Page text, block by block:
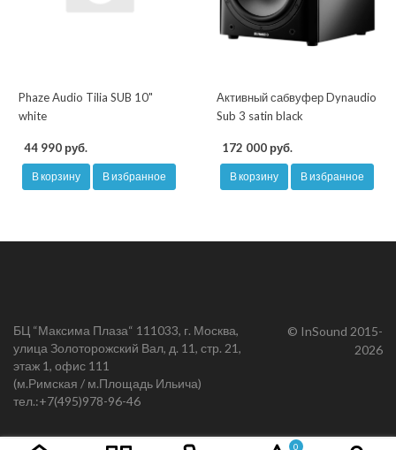
Phaze Audio Tilia SUB 10"
white
44 990 руб.
В корзину В избранное
Активный сабвуфер Dynaudio
Sub 3 satin black
172 000 руб.
В корзину В избранное
БЦ “Максима Плаза“ 111033, г. Москва,
улица Золоторожский Вал, д. 11, стр. 21,
этаж 1, офис 111
(м.Римская / м.Площадь Ильича)
тел.:+7(495)978-96-46
© InSound 2015-
2026
0